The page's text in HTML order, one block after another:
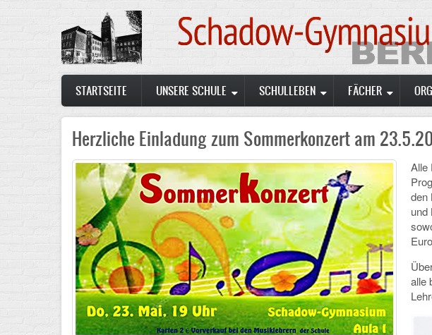
Main
navigation
STARTSEITE UNSERE SCHULE SCHULLEBEN FÄCHER
Herzliche Einladung zum Sommerkonzert am
Alle
den
und
alle